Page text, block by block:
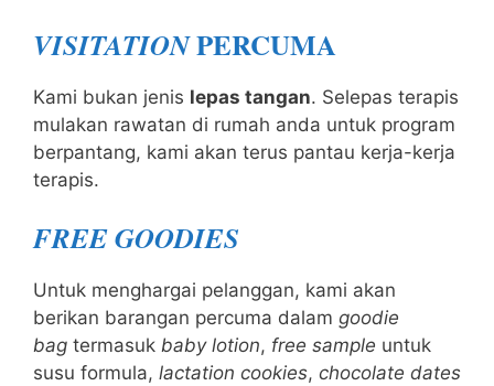
VISITATIONPERCUMA
Kami bukan jenis lepas tangan. Selepas terapis
mulakan rawatan di rumah anda untuk program
berpantang, kami akan terus pantau kerja-kerja
terapis.
FREE GOODIES
Untuk menghargai pelanggan, kami akan
berikan barangan percuma dalam goodie
bag termasuk baby lotion, free sample untuk
susu formula, lactation cookies, chocolate dates